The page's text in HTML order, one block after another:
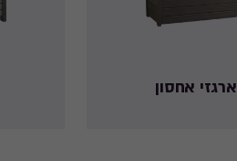
ארגזי אחסון